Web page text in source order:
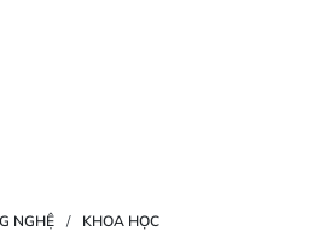
NGHỆ KHOA HỌC